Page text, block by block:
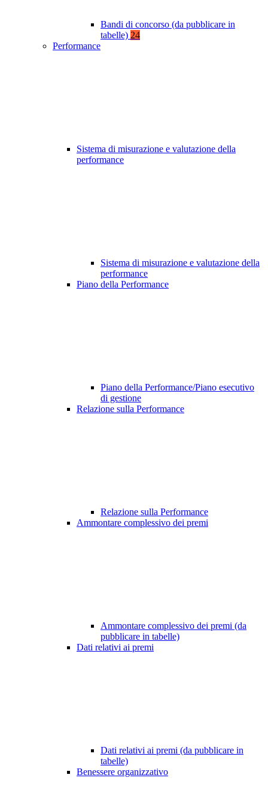
Bandi di concorso (da pubblicare in
tabelle) 24
Performance
Sistema di misurazione e valutazione della
performance
Sistema di misurazione e valutazione della
performance
Piano della Performance
Piano della Performance/Piano esecutivo
di gestione
Relazione sulla Performance
Relazione sulla Performance
Ammontare complessivo dei premi
Ammontare complessivo dei premi (da
pubblicare in tabelle)
Dati relativi ai premi
Dati relativi ai premi (da pubblicare in
tabelle)
Benessere organizzativo